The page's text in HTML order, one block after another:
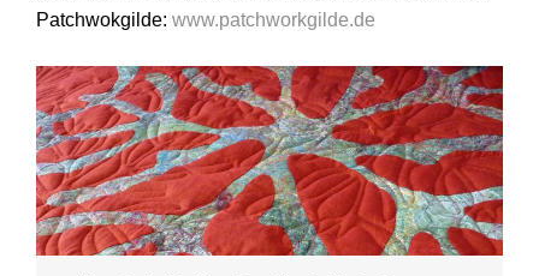
Patchwokgilde: www.patchworkgilde.de